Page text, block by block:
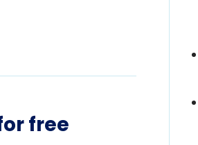
free